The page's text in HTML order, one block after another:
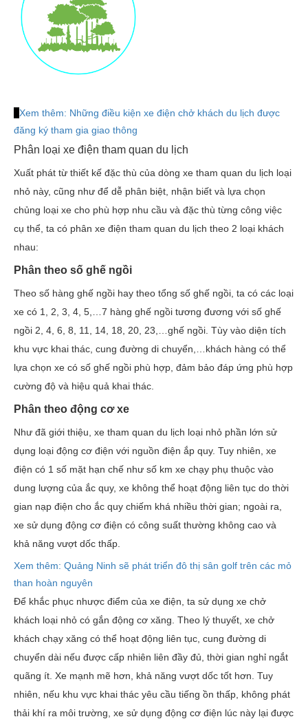
Xem thêm: Những điều kiện xe điện chở khách du lịch được
đăng ký tham gia giao thông
Phân loại xe điện tham quan du lịch
Xuất phát từ thiết kế đặc thù của dòng xe tham quan du lịch loại
nhỏ này, cũng như để dễ phân biệt, nhận biết và lựa chọn
chủng loại xe cho phù hợp nhu cầu và đặc thù từng công việc
cụ thể, ta có phân xe điện tham quan du lịch theo 2 loại khách
nhau:
Phân theo số ghế ngồi
Theo số hàng ghế ngồi hay theo tổng số ghế ngồi, ta có các loại
xe có 1, 2, 3, 4, 5,…7 hàng ghế ngồi tương đương với số ghế
ngồi 2, 4, 6, 8, 11, 14, 18, 20, 23,…ghế ngồi. Tùy vào diện tích
khu vực khai thác, cung đường di chuyển,…khách hàng có thể
lựa chọn xe có số ghế ngồi phù hợp, đảm bảo đáp ứng phù hợp
cường độ và hiệu quả khai thác.
Phân theo động cơ xe
Như đã giới thiệu, xe tham quan du lịch loại nhỏ phần lớn sử
dụng loại động cơ điện với nguồn điện ắp quy. Tuy nhiên, xe
điện có 1 số mặt hạn chế như số km xe chạy phụ thuộc vào
dung lượng của ắc quy, xe không thể hoạt động liên tục do thời
gian nạp điện cho ắc quy chiếm khá nhiều thời gian; ngoài ra,
xe sử dụng động cơ điện có công suất thường không cao và
khả năng vượt dốc thấp.
Xem thêm: Quảng Ninh sẽ phát triển đô thị sân golf trên các mỏ
than hoàn nguyên
Để khắc phục nhược điểm của xe điện, ta sử dụng xe chở
khách loại nhỏ có gắn động cơ xăng. Theo lý thuyết, xe chở
khách chạy xăng có thể hoạt động liên tục, cung đường di
chuyển dài nếu được cấp nhiên liên đầy đủ, thời gian nghỉ ngắt
quãng ít. Xe mạnh mẽ hơn, khả năng vượt dốc tốt hơn. Tuy
nhiên, nếu khu vực khai thác yêu cầu tiếng ồn thấp, không phát
thải khí ra môi trường, xe sử dụng động cơ điện lúc này lại được